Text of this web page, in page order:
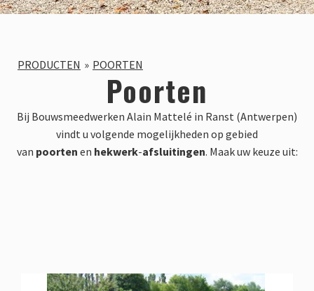
PRODUCTEN POORTEN
Poorten
Bij Bouwsmeedwerken Alain Mattelé in Ranst (Antwerpen)
vindt u volgende mogelijkheden op gebied
van poorten en hekwerk-afsluitingen. Maak uw keuze uit: